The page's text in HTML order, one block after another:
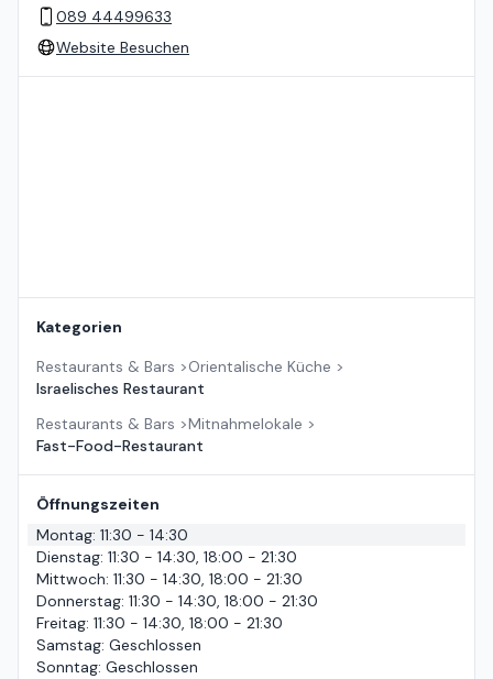
089 44499633
Website Besuchen
Kategorien
Restaurants & Bars >Orientalische Küche >
Israelisches Restaurant
Restaurants & Bars >Mitnahmelokale >
Fast-Food-Restaurant
Öffnungszeiten
Montag: 11:30 - 14:30
Dienstag: 11:30 - 14:30, 18:00 - 21:30
Mittwoch: 11:30 - 14:30, 18:00 - 21:30
Donnerstag: 11:30 - 14:30, 18:00 - 21:30
Freitag: 11:30 - 14:30, 18:00 - 21:30
Samstag: Geschlossen
Sonntag: Geschlossen